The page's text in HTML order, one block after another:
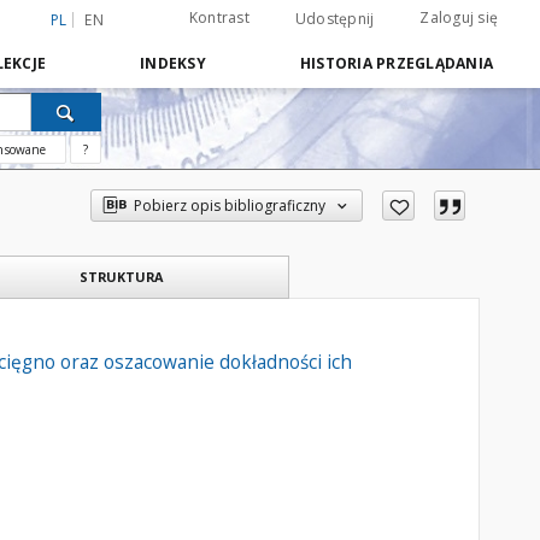
PL EN Kontrast Udostępnij Zaloguj się
INDEKSY HISTORIA PRZEGLĄDANIA
?
Pobierz opis bibliograficzny
STRUKTURA
oraz oszacowanie dokładności ich